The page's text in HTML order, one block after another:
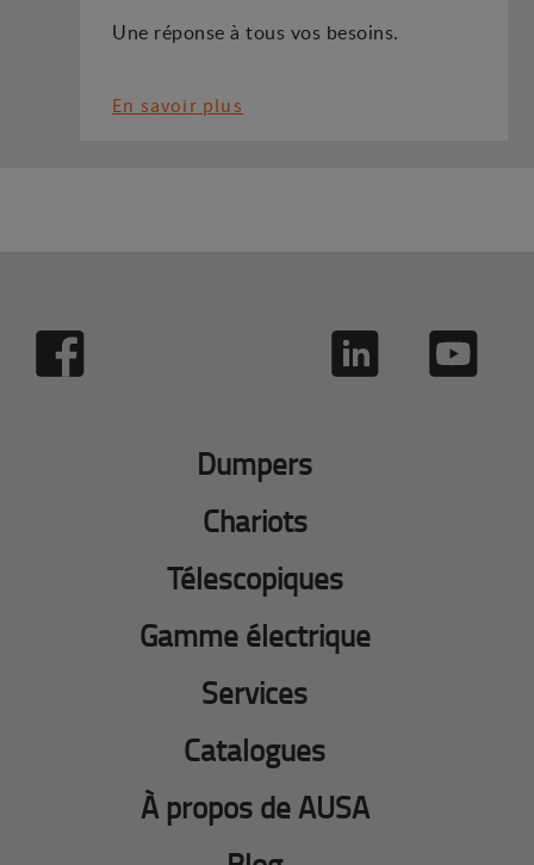
Une réponse à tous vos besoins.
En savoir plus
Dumpers
Chariots
Télescopiques
Gamme électrique
Services
Catalogues
À propos de AUSA